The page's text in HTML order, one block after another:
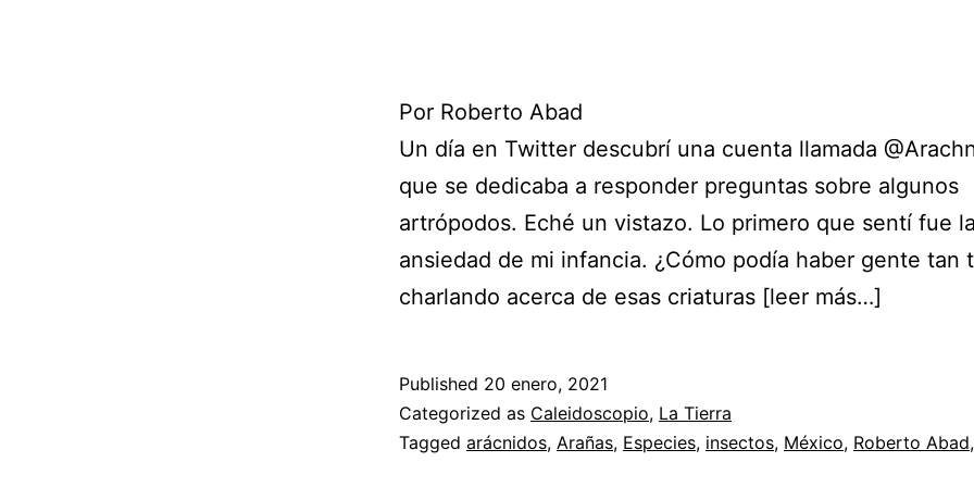
Por Roberto Abad
Un día en Twitter descubrí una cuenta llamada
que se dedicaba a responder preguntas sobre algunos
artrópodos. Eché un vistazo. Lo primero que sentí fue
ansiedad de mi infancia. ¿Cómo podía haber gente tan
charlando acerca de esas criaturas [leer más…]
Published 20 enero, 2021
Categorized as Caleidoscopio, La Tierra
Tagged arácnidos, Arañas, Especies, insectos, México, Roberto Abad